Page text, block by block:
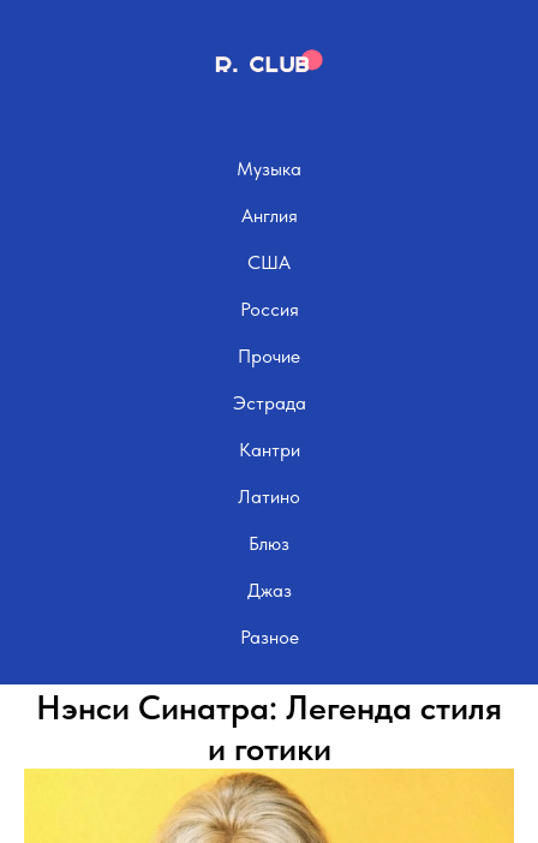
Музыка
Англия
США
Россия
Прочие
Эстрада
Кантри
Латино
Блюз
Джаз
Разное
Нэнси Синатра: Легенда стиля
и готики